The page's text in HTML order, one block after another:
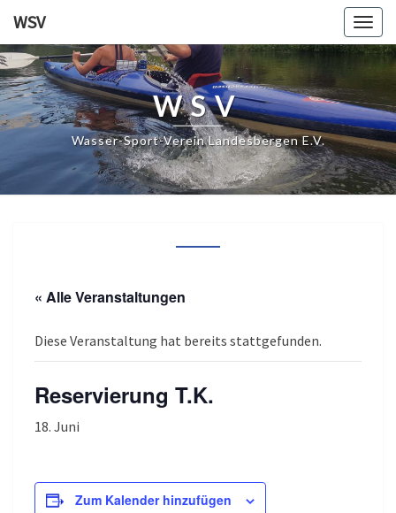
WSV
WSV
Wasser-Sport-Verein Landesbergen E.V.
« Alle Veranstaltungen
Diese Veranstaltung hat bereits stattgefunden.
Reservierung T.K.
18. Juni
Zum Kalender hinzufügen